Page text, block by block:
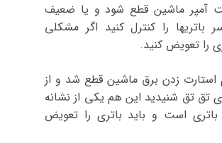
آمپر ماشین قطع شود و یا ضعیف
باتریها را کنترل کنید اگر مشکلی
را تعویض کنید.
استارت زدن برق ماشین قطع شد و از
تق تق شنیدید این هم یکی از نشانه
است و باید باتری را تعویض